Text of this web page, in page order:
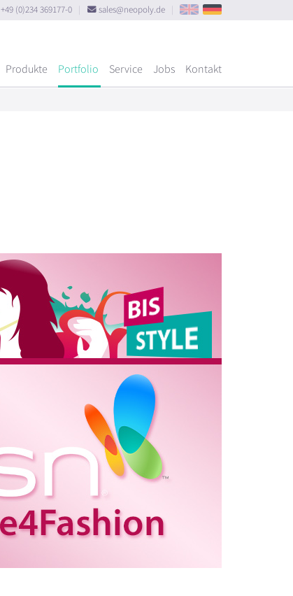
+49 (0)234 369177-0 sales@neopoly.de
Produkte Portfolio Service Jobs Kontakt